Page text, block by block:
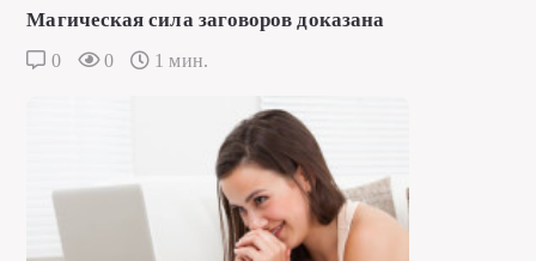
Магическая сила заговоров доказана
0 0 1 мин.